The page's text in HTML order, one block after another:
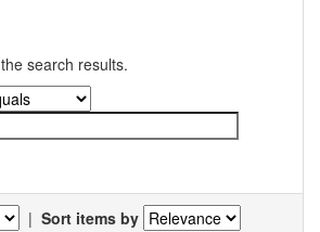
search results.
| Sort items by